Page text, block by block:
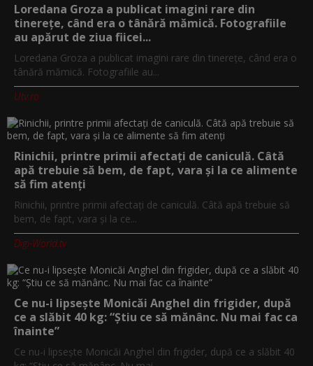
Loredana Groza a publicat imagini rare din
tinerețe, când era o tânără mămică. Fotografiile
au apărut de ziua fiicei...
Loredana Groza a publicat imagini rare din tinerețe, când era o
tânără mămică. Fotografiile au...
Utv.ro
Rinichii, printre primii afectați de caniculă. Câtă
apă trebuie să bem, de fapt, vara și la ce alimente
să fim atenți
Rinichii, printre primii afectați de caniculă. Câtă apă trebuie să
bem, de fapt, vara și la ce...
Digi-World.tv
Ce nu-i lipsește Monicăi Anghel din frigider, după
ce a slăbit 40 kg: “Știu ce să mănânc. Nu mai fac ca
înainte”
Ce nu-i lipsește Monicăi Anghel din frigider, după ce a slăbit 40